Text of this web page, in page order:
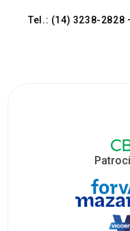
Tel.: (14) 3238-2828